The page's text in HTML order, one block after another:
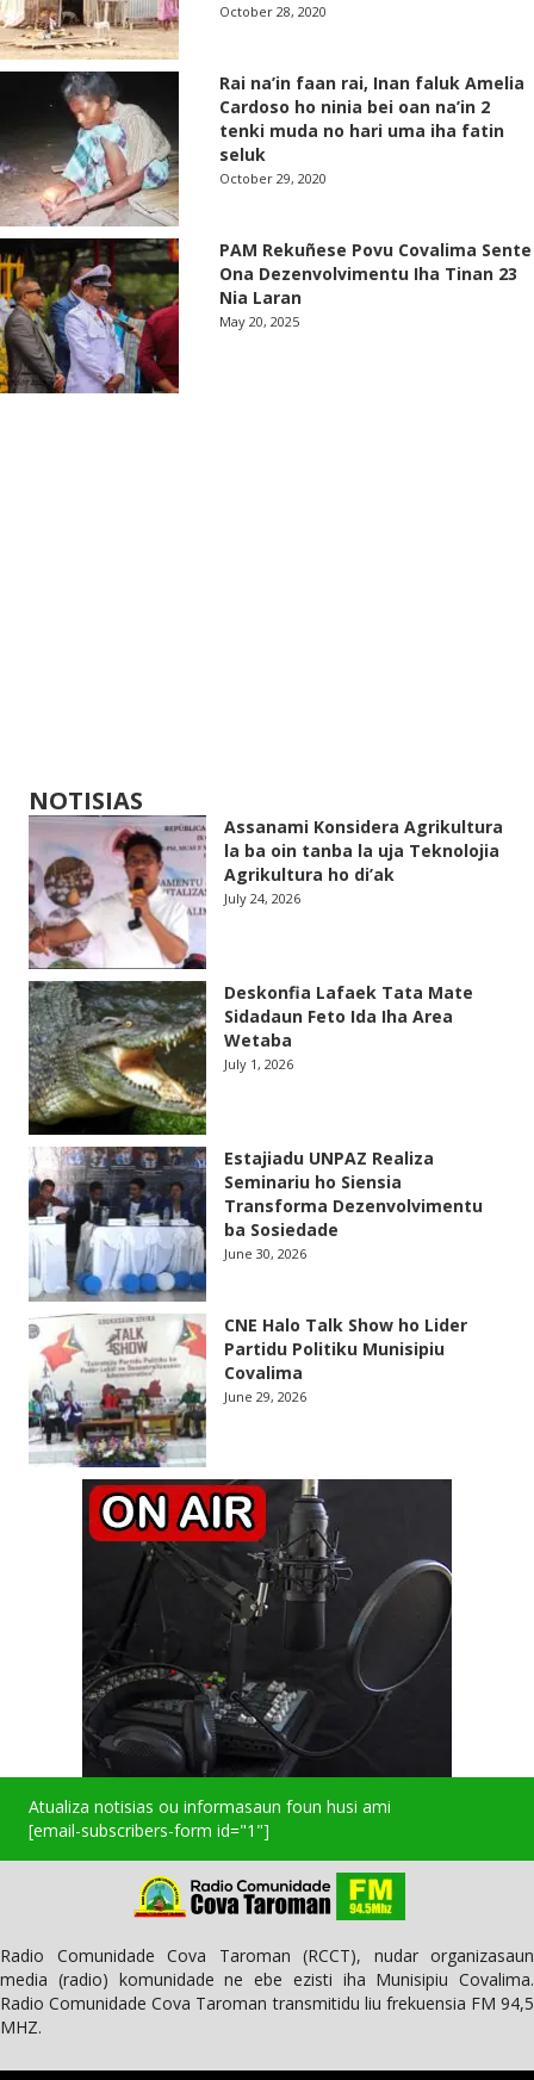
October 28, 2020
Rai na’in faan rai, Inan faluk Amelia
Cardoso ho ninia bei oan na’in 2
tenki muda no hari uma iha fatin
seluk
October 29, 2020
PAM Rekuñese Povu Covalima Sente
Ona Dezenvolvimentu Iha Tinan 23
Nia Laran
May 20, 2025
NOTISIAS
Assanami Konsidera Agrikultura
la ba oin tanba la uja Teknolojia
Agrikultura ho di’ak
July 24, 2026
Deskonfia Lafaek Tata Mate
Sidadaun Feto Ida Iha Area
Wetaba
July 1, 2026
Estajiadu UNPAZ Realiza
Seminariu ho Siensia
Transforma Dezenvolvimentu
ba Sosiedade
June 30, 2026
CNE Halo Talk Show ho Lider
Partidu Politiku Munisipiu
Covalima
June 29, 2026
Atualiza notisias ou informasaun foun husi ami
[email-subscribers-form id="1"]
Radio Comunidade Cova Taroman (RCCT), nudar organizasaun
media (radio) komunidade ne ebe ezisti iha Munisipiu Covalima.
Radio Comunidade Cova Taroman transmitidu liu frekuensia FM 94,5
MHZ.